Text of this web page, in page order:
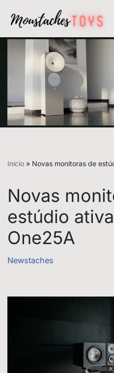
Avançar
para
conteúdo
Início » Novas monitoras de
Novas
estúdio
One25A
Newstaches